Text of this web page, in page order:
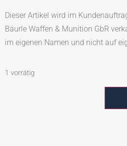
Dieser Artikel wird im
Bäurle Waffen & Munition GbR
im eigenen Namen und nicht auf
1 vorrätig